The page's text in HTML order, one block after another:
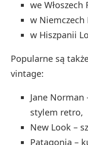
we Włoszech
w Niemczech
w Hiszpanii
Popularne są
vintage:
Jane
stylem retro,
New Look –
Patagonia –